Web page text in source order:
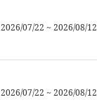
2026/07/22 ~ 2026/08/12
2026/07/22 ~ 2026/08/12